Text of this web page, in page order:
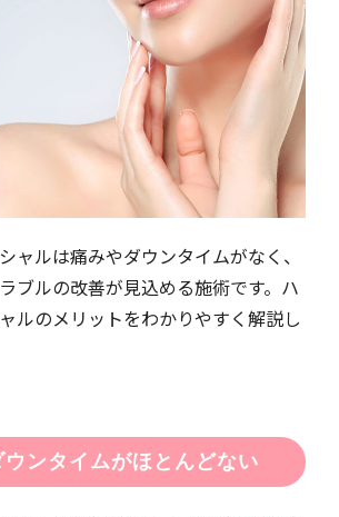
ャルは痛みやダウンタイムがなく、
ブルの改善が見込める施術です。ハ
ルのメリットをわかりやすく解説し
ンタイムがほとんどない